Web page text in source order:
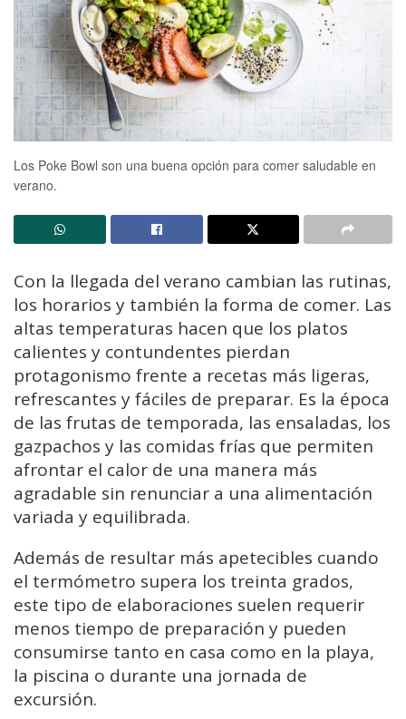
Los Poke Bowl son una buena opción para comer saludable en
verano.
Con la llegada del verano cambian las rutinas,
los horarios y también la forma de comer. Las
altas temperaturas hacen que los platos
calientes y contundentes pierdan
protagonismo frente a recetas más ligeras,
refrescantes y fáciles de preparar. Es la época
de las frutas de temporada, las ensaladas, los
gazpachos y las comidas frías que permiten
afrontar el calor de una manera más
agradable sin renunciar a una alimentación
variada y equilibrada.
Además de resultar más apetecibles cuando
el termómetro supera los treinta grados,
este tipo de elaboraciones suelen requerir
menos tiempo de preparación y pueden
consumirse tanto en casa como en la playa,
la piscina o durante una jornada de
excursión.